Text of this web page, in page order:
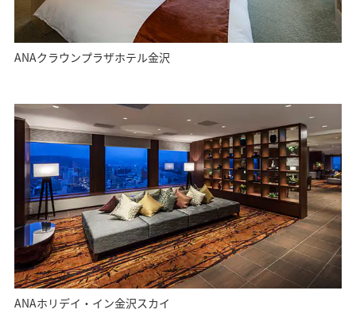
ANAクラウンプラザホテル金沢
ANAホリデイ・イン金沢スカイ